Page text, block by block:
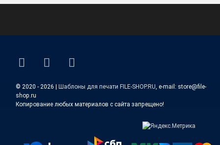
ВКонтакте
YouTube
E-mail
© 2020 - 2026 | Шаблоны для печати FILE-SHOP.RU, e-mail: store@file-
shop.ru
Копирование любых материалов с сайта запрещено!